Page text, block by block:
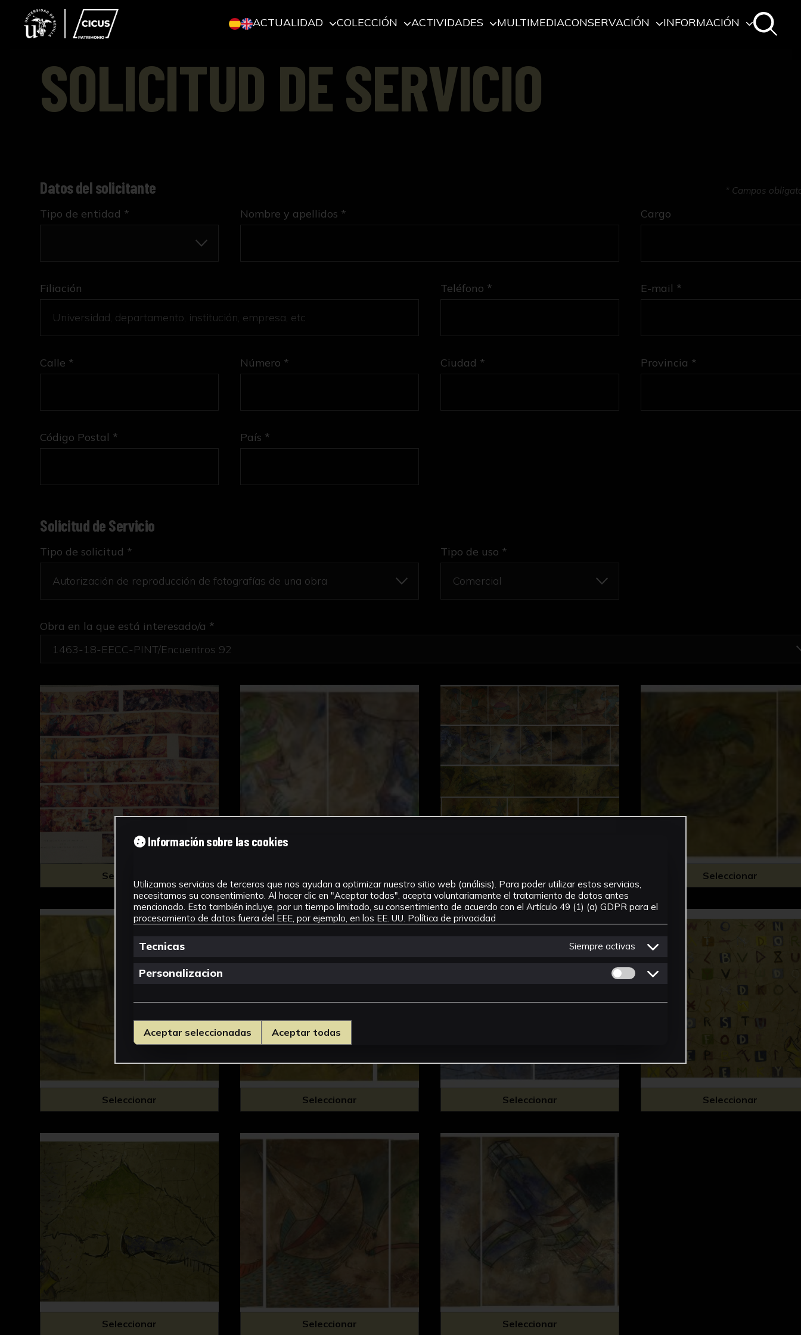
ACTUALIDAD COLECCIÓN ACTIVIDADES MULTIMEDIACONSERVACIÓN INFORMACIÓN
SOLICITUD DE SERVICIO
Datos del solicitante * Campos
Tipo de entidad * Nombre y apellidos * Cargo
Filiación Teléfono * E-mail *
Calle * Número * Ciudad * Provincia *
Código Postal * País *
Solicitud de Servicio
Tipo de solicitud * Tipo de uso *
Obra en la que está interesado/a *
1463-18-EECC-PINT/Encuentros 92
Seleccionar Seleccionar
Seleccionar Seleccionar Seleccionar Seleccionar
Seleccionar Seleccionar Seleccionar
Información sobre las cookies
Utilizamos servicios de terceros que nos ayudan a optimizar nuestro sitio web (análisis). Para poder utilizar estos servicios,
necesitamos su consentimiento. Al hacer clic en "Aceptar todas", acepta voluntariamente el tratamiento de datos antes
mencionado. Esto también incluye, por un tiempo limitado, su consentimiento de acuerdo con el Artículo 49 (1) (a) GDPR para el
procesamiento de datos fuera del EEE, por ejemplo, en los EE. UU. Política de privacidad
Tecnicas Siempre activas
Personalizacion Permitir cookies de Personalizacion
Aceptar seleccionadas Aceptar todas